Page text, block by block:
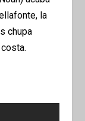
la
chupa